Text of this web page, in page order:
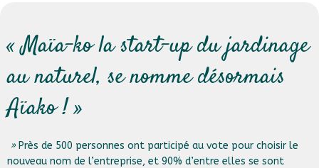
« Maïa-ko la start-up du jardinage
au naturel, se nomme désormais
Aïako ! »
» Près de 500 personnes ont participé au vote pour choisir le
nouveau nom de l’entreprise, et 90% d’entre elles se sont